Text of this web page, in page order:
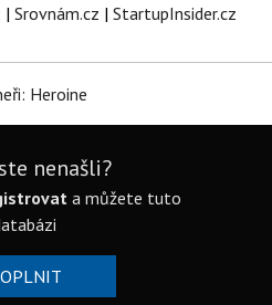
| Srovnám.cz | StartupInsider.cz
Heroine
nenašli?
a můžete tuto